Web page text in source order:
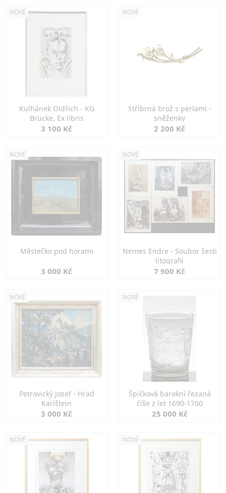
NOVÉ
Kulhánek Oldřich - KG
Brücke, Ex libris
3 100 Kč
NOVÉ
Stříbrná brož s perlami -
sněženky
2 200 Kč
NOVÉ
Městečko pod horami
3 000 Kč
NOVÉ
Nemes Endre - Soubor šesti
litografií
7 900 Kč
NOVÉ
Petrovický Josef - Hrad
Karlštejn
3 000 Kč
NOVÉ
Špičková barokní řezaná
číše z let 1690-1700
25 000 Kč
NOVÉ NOVÉ